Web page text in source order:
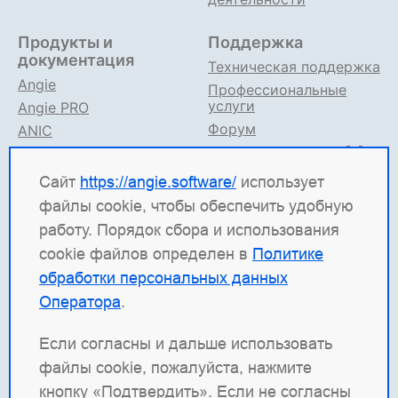
Сайт https://angie.software/ использует
файлы cookie, чтобы обеспечить удобную
работу. Порядок сбора и использования
cookie файлов определен в Политике
обработки персональных данных
Оператора.
Если согласны и дальше использовать
файлы cookie, пожалуйста, нажмите
кнопку «Подтвердить». Если не согласны
Продукты и
документация
Angie
Angie PRO
ANIC
Angie ADC
Документация
Поддержка
Техническая поддержка
Профессиональные
услуги
Форум
Поддержка в TG
Angie Software(ООО "Веб-Сервер") — российская
ИТ-компания, которая развивает решения для
высоконагруженных систем. Среди наших
продуктов: система балансировки
(контроллер доставки приложений), веб-сервер
Angie PROиAngie Ingress Controller(ANIC) —
решение для управления трафиком
контейнеризированных приложений в Kubernetes.